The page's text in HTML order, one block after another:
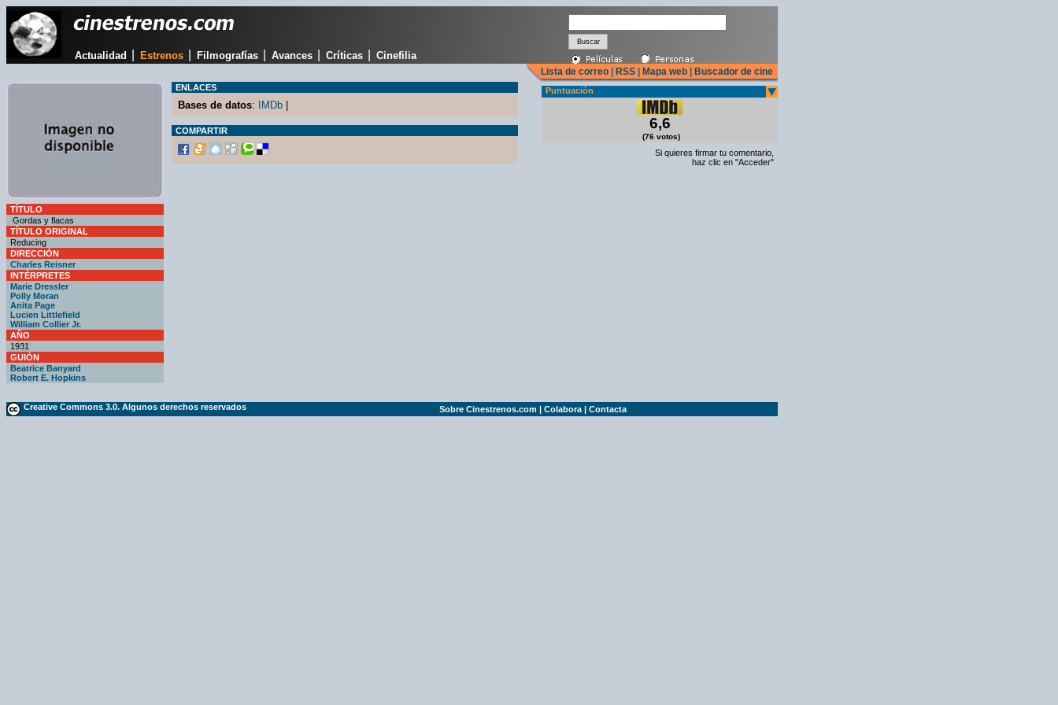
Actualidad Estrenos Filmografías Avances Críticas Cinefilia
Lista de correo RSS Mapa web Buscador de cine
TÍTULO
Gordas y flacas
TÍTULO ORIGINAL
Reducing
DIRECCIÓN
Charles Reisner
INTÉRPRETES
Marie Dressler
Polly Moran
Anita Page
Lucien Littlefield
William Collier Jr.
AÑO
1931
GUIÓN
Beatrice Banyard
Robert E. Hopkins
ENLACES
Bases de datos: IMDb
COMPARTIR
Puntuación
6,6
(76 votos)
Si quieres firmar tu comentario,
haz clic en "Acceder"
Creative Commons 3.0. Algunos derechos reservados Sobre Cinestrenos.com | Colabora | Contacta